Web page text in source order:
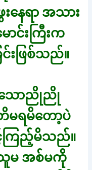
ေရာ အသား
င်းကြီးက
းဖြစ်သည်။
သောညိုညို
မရမိတော့ပဲ
ကြည့်မိသည်။
သူမ အစ်မကို